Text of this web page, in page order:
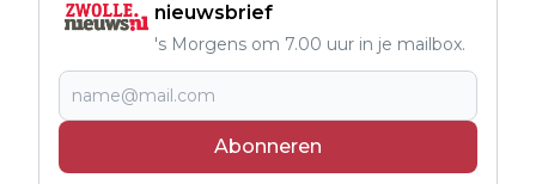
nieuwsbrief
's Morgens om 7.00 uur in je mailbox.
Abonneren